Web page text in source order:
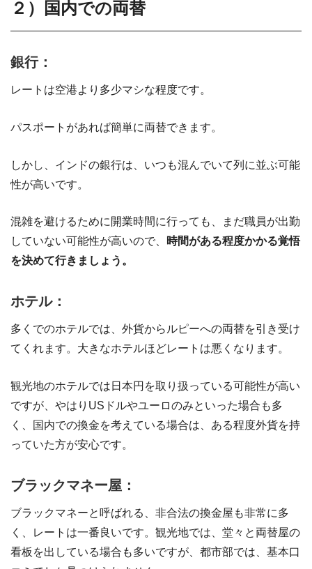
２）国内での両替
銀行：
レートは空港より多少マシな程度です。
パスポートがあれば簡単に両替できます。
しかし、インドの銀行は、いつも混んでいて列に並ぶ可能
性が高いです。
混雑を避けるために開業時間に行っても、まだ職員が出勤
していない可能性が高いので、
時間がある程度かかる覚悟
を決めて行きましょう。
ホテル：
多くでのホテルでは、外貨からルピーへの両替を引き受け
てくれます。大きなホテルほどレートは悪くなります。
観光地のホテルでは日本円を取り扱っている可能性が高い
ですが、やはりUSドルやユーロのみといった場合も多
く、国内での換金を考えている場合は、ある程度外貨を持
っていた方が安心です。
ブラックマネー屋：
ブラックマネーと呼ばれる、非合法の換金屋も非常に多
く、レートは一番良いです。観光地では、堂々と両替屋の
看板を出している場合も多いですが、都市部では、基本口